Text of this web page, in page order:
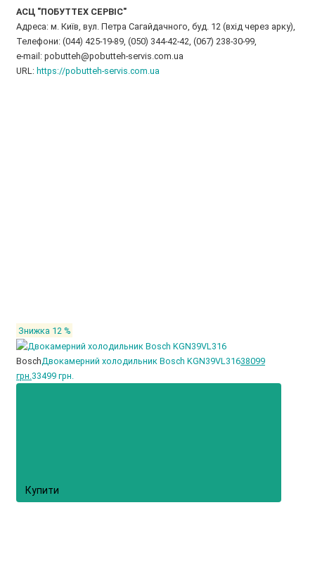
АСЦ "ПОБУТТЕХ СЕРВІС"
Адреса: м. Київ, вул. Петра Сагайдачного, буд. 12 (вхід через арку),
Телефони: (044) 425-19-89, (050) 344-42-42, (067) 238-30-99,
e-mail: pobutteh@pobutteh-servis.com.ua
URL: https://pobutteh-servis.com.ua
Знижка 12 %
BoschДвокамерний холодильник Bosch KGN39VL31638099
грн. 33499 грн.
Купити